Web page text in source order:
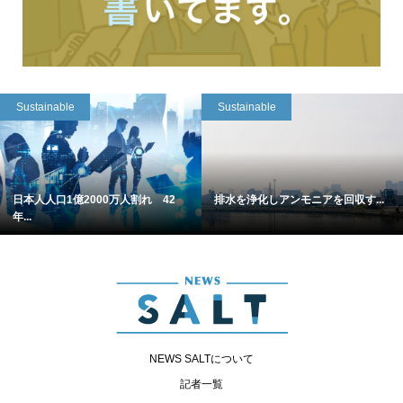
Sustainable
日本人人口1億2000万人割れ 42
年...
Sustainable
排水を浄化しアンモニアを回収す...
NEWS SALTについて
記者一覧